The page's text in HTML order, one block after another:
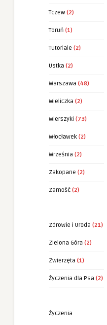
Tczew (2)
Toruń (1)
Tutoriale (2)
Ustka (2)
Warszawa (48)
Wieliczka (2)
Wierszyki (73)
Włocławek (2)
Września (2)
Zakopane (2)
Zamość (2)
Zdrowie i Uroda (21)
Zielona Góra (2)
Zwierzęta (1)
Życzenia dla Psa (2)
Życzenia